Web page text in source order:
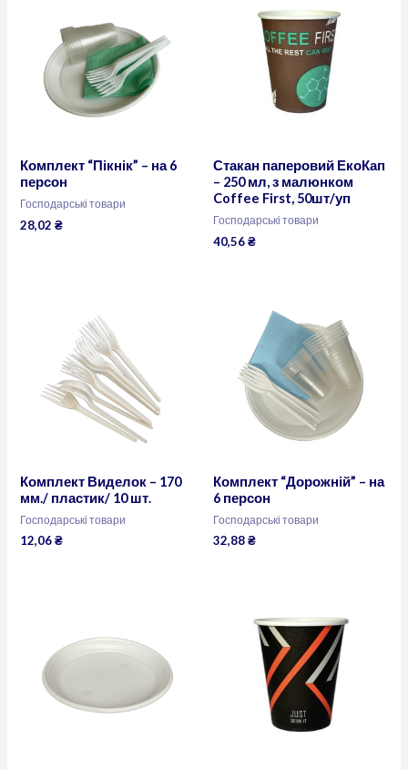
Комплект “Пікнік” – на 6
персон
Господарські товари
28,02₴
Стакан паперовий ЕкоКап
– 250 мл, з малюнком
Coffee First, 50шт/уп
Господарські товари
40,56₴
Комплект Виделок – 170
мм./ пластик/ 10 шт.
Господарські товари
12,06₴
Комплект “Дорожній” – на
6 персон
Господарські товари
32,88₴